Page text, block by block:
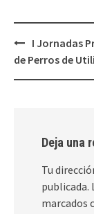
Navegación
de
entradas
I Jornadas
de Perros de
Deja una
Tu
publicada.
marcados